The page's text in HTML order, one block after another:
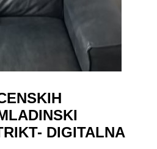
DIGITALNA